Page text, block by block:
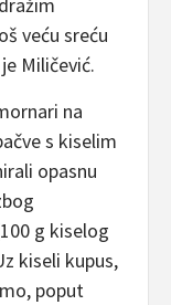
veću sreću
Miličević.
na
s kiselim
opasnu
g kiselog
kiseli kupus,
poput